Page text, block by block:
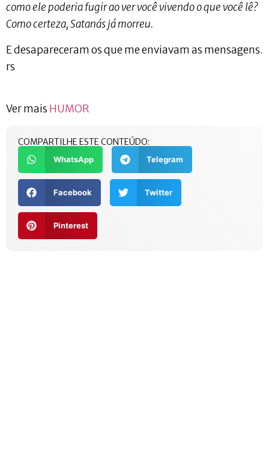
como ele poderia fugir ao ver você vivendo o que você lê?
Como certeza, Satanás já morreu.
E desapareceram os que me enviavam as mensagens.
rs
Ver mais HUMOR
COMPARTILHE ESTE CONTEÚDO:
WhatsApp Telegram
Facebook Twitter
Pinterest